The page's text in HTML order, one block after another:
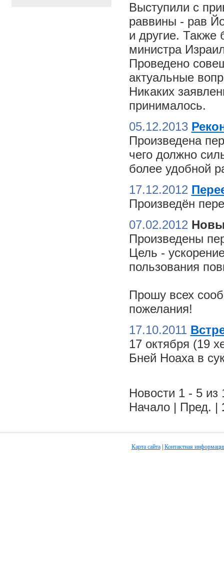
Выступили с
раввины - рав
и другие. Также
министра
Проведено
актуальные
Никаких
принималось.
05.12.2013
Произведена
чего должно
более удобной
17.12.2012
Произведён
07.02.2012
Произведены
Цель -
пользования
Прошу всех
пожелания!
17.10.2011
17 октября (19
Бней Ноаха в
Новости 1 - 5 из
Начало | Пред. |
Карта сайта| Контактная